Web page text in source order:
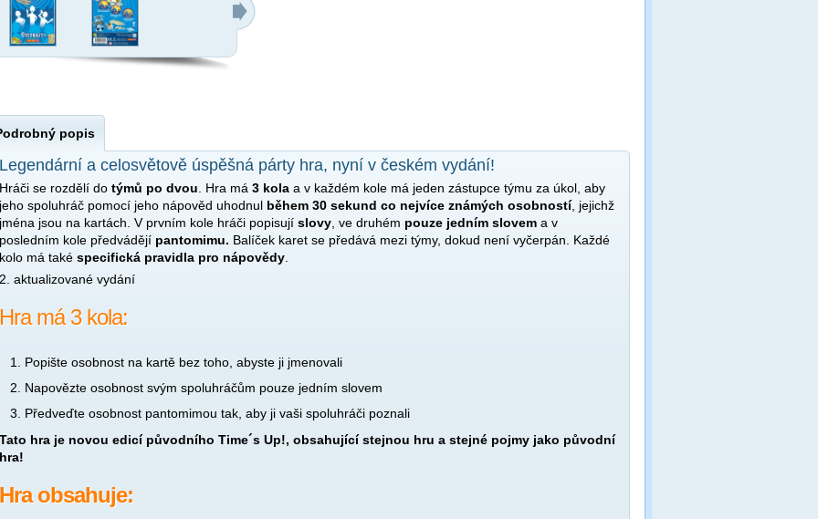
popis
Legendární a celosvětově úspěšná párty hra, nyní v českém vydání!
Hráči se rozdělí do týmů po dvou . Hra má 3 kola a v každém kole má jeden zástupce týmu za úkol, aby
jeho spoluhráč pomocí jeho nápověd uhodnul během 30 sekund co nejvíce známých osobností, jejichž
jména jsou na kartách. V prvním kole hráči popisují slovy , ve druhém pouze jedním slovem a v
posledním kole předvádějí pantomimu. Balíček karet se předává mezi týmy, dokud není vyčerpán. Každé
kolo má také specifická pravidla pro nápovědy
2. aktualizované vydání
Hra má 3 kola:
Popište osobnost na kartě bez toho, abyste ji jmenovali
Napovězte osobnost svým spoluhráčům pouze jedním slovem
Předveďte osobnost pantomimou tak, aby ji vaši spoluhráči poznali
Tato hra je novou edicí původního Time´s Up!, obsahující stejnou hru a stejné pojmy jako původní
hra!
Hra obsahuje: